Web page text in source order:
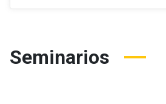
Seminarios